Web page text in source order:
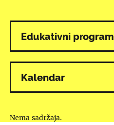
Svi programi
Edukativni program
Kalendar
Nema sadržaja.